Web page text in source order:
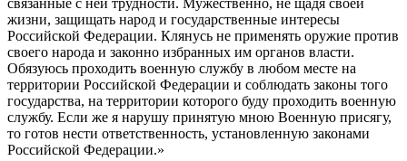
жизни, защищать народ и государственные интересы
Российской Федерации. Клянусь не применять оружие против
своего народа и законно избранных им органов власти.
Обязуюсь проходить военную службу в любом месте на
территории Российской Федерации и соблюдать законы того
государства, на территории которого буду проходить военную
службу. Если же я нарушу принятую мною Военную присягу,
то готов нести ответственность, установленную законами
Российской Федерации.»